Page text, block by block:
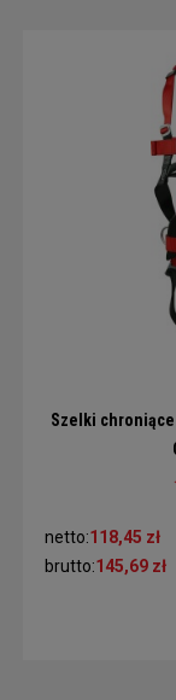
Szelki
netto:118,45 zł
brutto:145,69 zł